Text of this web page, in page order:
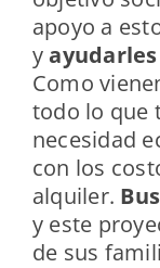
apoyo a
y
Como
todo lo que
necesidad
con los
alquiler.
y este
de sus